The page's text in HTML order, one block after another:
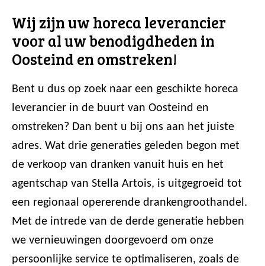
Wij zijn uw horeca leverancier
voor al uw benodigdheden in
Oosteind en omstreken!
Bent u dus op zoek naar een geschikte horeca
leverancier in de buurt van Oosteind en
omstreken? Dan bent u bij ons aan het juiste
adres. Wat drie generaties geleden begon met
de verkoop van dranken vanuit huis en het
agentschap van Stella Artois, is uitgegroeid tot
een regionaal opererende drankengroothandel.
Met de intrede van de derde generatie hebben
we vernieuwingen doorgevoerd om onze
persoonlijke service te optimaliseren, zoals de